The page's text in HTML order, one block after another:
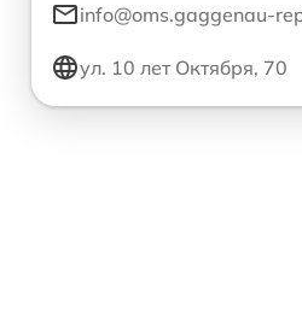
info@oms.gaggenau-
ул. 10 лет Октября, 70